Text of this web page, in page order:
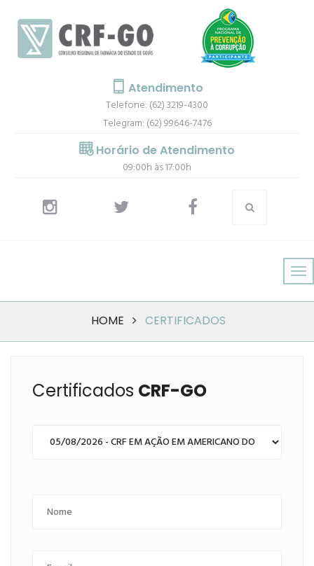
Atendimento
Telefone: (62) 3219-4300
Telegram: (62) 99646-7476
Horário de Atendimento
09:00h às 17:00h
HOME CERTIFICADOS
Certificados CRF-GO